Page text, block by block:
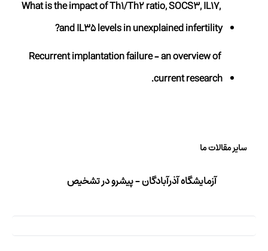
What is the impact of Th1/Th2 ratio, SOCS3, IL17,
and IL35 levels in unexplained infertility?
Recurrent implantation failure – an overview of
current research.
سایر مقالات ما
آزمایشگاه آذرآبادگان – پیشرو در تشخیص